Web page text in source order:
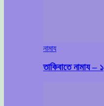
নামায
তাকিবাতে নামায – ১